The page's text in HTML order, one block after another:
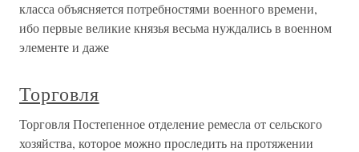
класса объясняется потребностями военного времени,
ибо первые великие князья весьма нуждались в военном
элементе и даже
Торговля
Торговля Постепенное отделение ремесла от сельского
хозяйства, которое мож­но проследить на протяжении